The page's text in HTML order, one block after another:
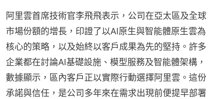
阿里雲首席技術官李飛飛表示，公司在亞太區及全球
市場份額的增長，印證了以AI原生與智能體原生雲為
核心的策略，以及始終以客戶成果為先的堅持。許多
企業都在討論AI基礎設施、模型服務及智能體架構，
數據顯示，區內客戶正以實際行動選擇阿里雲。這份
承諾與信任，是公司多年來在需求出現前便提早部署